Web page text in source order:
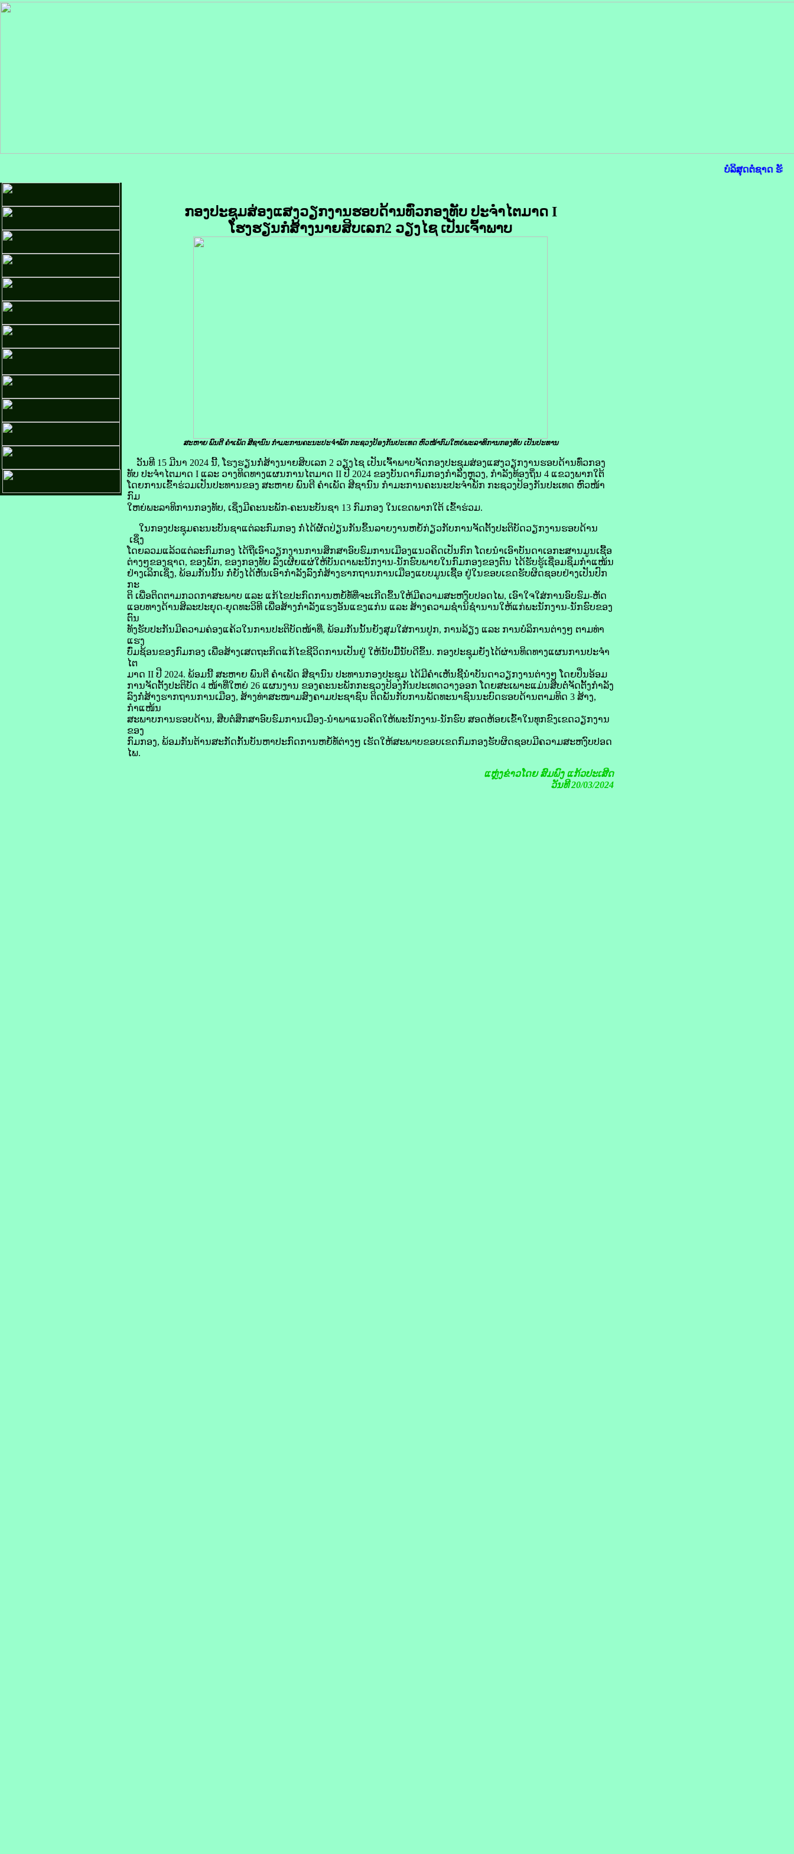
ບໍລິສຸດຕໍ່ຊາດ ຮັບໃ
ກອງປະຊຸມສ່ອງແສງວຽກງານຮອບດ້ານທົ່ວກອງທັບ ປະຈຳໄຕມາດ I
ໂຮງຮຽນກໍ່ສ້າງນາຍສິບເລກ2 ວຽງໄຊ ເປັນເຈົ້າພາບ
ສະຫາຍ ພົນຕີ ຄໍາເພັດ ສີຊານົນ ກຳມະການຄະນະປະຈຳພັກ ກະຊວງປ້ອງກັນປະເທດ ຫົວໜ້າກົມໃຫຍ່ພະລາທິການກອງທັບ​ເປັນ​ປະທານ
ວັນທີ 15 ມີນາ 2024 ນີ້, ໂຮງຮຽນກໍ່ສ້າງນາຍສິບເລກ 2 ວຽງໄຊ ເປັນເຈົ້າພາບຈັດກອງປະຊຸມສ່ອງແສງວຽກງານຮອບດ້ານທົ່ວກອງ
ທັບ ປະຈຳໄຕມາດ I ແລະ ວາງທິດທາງແຜນການໄຕມາດ II ປີ 2024 ຂອງບັນດາກົມກອງກໍາລັງຫຼວງ, ກໍາລັງທ້ອງຖິ່ນ 4 ແຂວງພາກໃຕ້
ໂດຍການເຂົ້າຮ່ວມເປັນປະທານຂອງ ສະຫາຍ ພົນຕີ ຄໍາເພັດ ສີຊານົນ ກຳມະການຄະນະປະຈຳພັກ ກະຊວງປ້ອງກັນປະເທດ ຫົວໜ້າ
ກົມ
ໃຫຍ່ພະລາທິການກອງທັບ, ເຊິ່ງມີຄະນະພັກ-ຄະນະບັນຊາ 13 ກົມກອງ ໃນເຂດພາກໃຕ້ ເຂົ້າຮ່ວມ.
ໃນກອງປະຊຸມຄະນະບັນຊາແຕ່ລະກົມກອງ ກໍ່ໄດ້ຜັດປ່ຽນກັນຂຶ້ນລາຍງານຫຍໍ້ກ່ຽວກັບການຈັດຕັ້ງປະຕິບັດວຽກງານຮອບດ້ານ
ເຊິ່ງ
ໂດຍລວມແລ້ວແຕ່ລະກົມກອງ ໄດ້ຖືເອົາວຽກງານການສຶກສາອົບຮົມການເມືອງແນວຄິດເປັນກົກ ໂດຍນໍາເອົາບັນດາເອກະສານມູນເຊື້ອ
ຕ່າງໆຂອງຊາດ, ຂອງພັກ, ຂອງກອງທັບ ລົງເຜີຍແຜ່ໃຫ້ບັນດາພະນັກງານ-ນັກຮົບພາຍໃນກົມກອງຂອງຕົນ ໄດ້ຮັບຮູ້ເຊື່ອມຊຶມກຳແໜ້ນ
ຢ່າງເລິກເຊິ່ງ, ພ້ອມກັນນັ້ນ ກໍ່ຍັງໄດ້ຫັນເອົາກຳລັງລົງກໍ່ສ້າງຮາກຖານການເມືອງແບບມູນເຊື້ອ ຢູ່ໃນຂອບເຂດຮັບຜິດຊອບຢ່າງເປັນປົກ
ກະ
ຕິ ເພື່ອຕິດຕາມກວດກາສະພາບ ແລະ ແກ້ໄຂປະກົດການຫຍໍ້ທໍ້ທີ່ຈະເກີດຂຶ້ນໃຫ້ມີຄວາມສະຫງົບປອດໄພ, ເອົາໃຈໃສ່ການອົບຮົມ-ຫັດ
ແອບທາງດ້ານສິລະປະຍຸດ-ຍຸດທະວິທີ ເພື່ອສ້າງກຳລັງແຮງອັນແຂງແກ່ນ ແລະ ສ້າງຄວາມຊໍານິຊໍານານໃຫ້ແກ່ພະນັກງານ-ນັກຮົບຂອງ
ຕົນ
ທັງຮັບປະກັນມີຄວາມຄ່ອງແຄ້ວໃນການປະຕິບັດໜ້າທີ່, ພ້ອມກັນນັ້ນຍັງສຸມໃສ່ການປູກ, ການລ້ຽງ ແລະ ການບໍລິການຕ່າງໆ ຕາມທ່າ
ແຮງ
ບົ່ມຊ້ອນຂອງກົມກອງ ເພື່ອສ້າງເສດຖະກິດແກ້ໄຂຊີວິດການເປັນຢູ່ ໃຫ້ນັບມື້ນັບດີຂຶ້ນ. ກອງປະຊຸມຍັງໄດ້ຜ່ານທິດທາງແຜນການປະຈຳ
ໄຕ
ມາດ II ປີ 2024. ພ້ອມນີ້ ສະຫາຍ ພົນຕີ ຄຳເພັດ ສີຊານົນ ປະທານກອງປະຊຸມ ໄດ້ມີຄຳເຫັນຊີ້ນຳບັນດາວຽກງານຕ່າງໆ ໂດຍປິ່ນອ້ອມ
ການຈັດຕັ້ງປະຕິບັດ 4 ໜ້າທີ່ໃຫຍ່ 26 ແຜນງານ ຂອງຄະນະພັກກະຊວງປ້ອງກັນປະເທດວາງອອກ ໂດຍສະເພາະແມ່ນສືບຕໍ່ຈັດຕັ້ງກຳລັງ
ລົງກໍ່ສ້າງຮາກຖານການເມືອງ, ສ້າງທ່າສະໜາມສົງຄາມປະຊາຊົນ ຕິດພັນກັບການພັດທະນາຊົນນະບົດຮອບດ້ານຕາມທິດ 3 ສ້າງ,
ກຳແໜ້ນ
ສະພາບການຮອບດ້ານ, ສືບຕໍ່ສຶກສາອົບຮົມການເມືອງ-ນຳພາແນວຄິດໃຫ້ພະນັກງານ-ນັກຮົບ ສອດຫ້ອຍເຂົ້າໃນທຸກຂົງເຂດວຽກງານ
ຂອງ
ກົມກອງ, ພ້ອມກັນຕ້ານສະກັດກັ້ນບັນຫາປະກົດການຫຍໍ້ທໍ້ຕ່າງໆ ເຮັດໃຫ້ສະພາບຂອບເຂດກົມກອງຮັບຜິດຊອບມີຄວາມສະຫງົບປອດ
ໄພ.
ແຫຼ່ງຂ່າວໂດຍສົມພົງ ແກ້ວປະເສີດ
ວັນທີ 20/03/2024